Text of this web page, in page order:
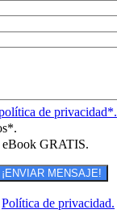
de privacidad*.
eBook GRATIS.
Política de privacidad.